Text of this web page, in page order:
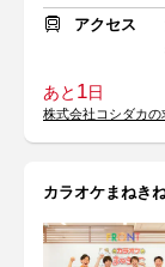
アクセス
あと 1日
株式会社コシダカの
カラオケまねき